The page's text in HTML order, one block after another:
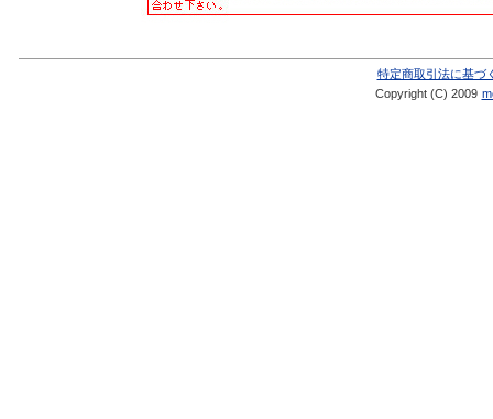
特定商取引法に基づ
Copyright (C) 2009